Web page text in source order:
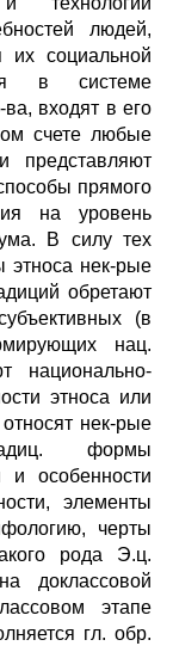
людей,
социальной
в системе
входят в его
счете любые
представляют
прямого
на уровень
В силу тех
этноса нек-рые
обретают
(в
нац.
национально-
этноса или
нек-рые
формы
и особенности
элементы
черты
рода Э.ц.
доклассовой
этапе
гл. обр.